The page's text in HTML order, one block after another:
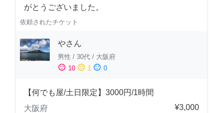
がとうございました。
依頼されたチケット
やさん
男性 / 30代 / 大阪府
sentiment_satisfied 10 sentiment_neutral 1 sentiment_dissatisfied 0
【何でも屋/土日限定】3000円/1時間
大阪府
¥3,000